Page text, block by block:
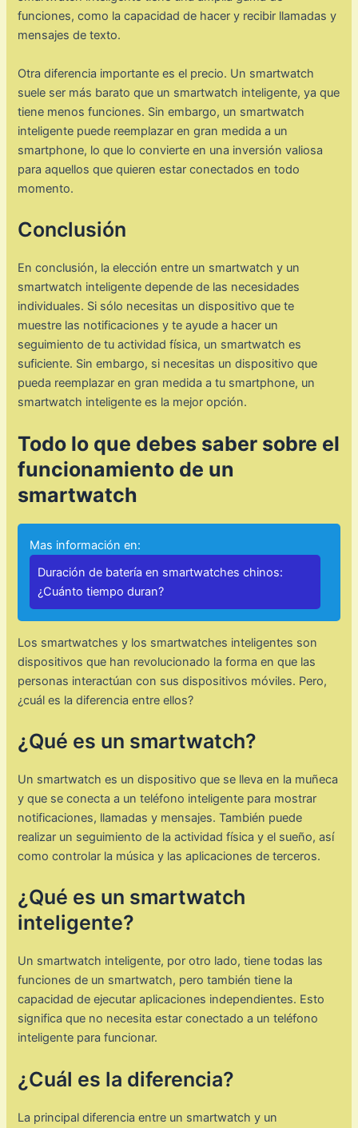
funciones, como la capacidad de hacer y recibir llamadas y
mensajes de texto.
Otra diferencia importante es el precio. Un smartwatch
suele ser más barato que un smartwatch inteligente, ya que
tiene menos funciones. Sin embargo, un smartwatch
inteligente puede reemplazar en gran medida a un
smartphone, lo que lo convierte en una inversión valiosa
para aquellos que quieren estar conectados en todo
momento.
Conclusión
En conclusión, la elección entre un smartwatch y un
smartwatch inteligente depende de las necesidades
individuales. Si sólo necesitas un dispositivo que te
muestre las notificaciones y te ayude a hacer un
seguimiento de tu actividad física, un smartwatch es
suficiente. Sin embargo, si necesitas un dispositivo que
pueda reemplazar en gran medida a tu smartphone, un
smartwatch inteligente es la mejor opción.
Todo lo que debes saber sobre el
funcionamiento de un
smartwatch
Mas información en:
Duración de batería en smartwatches chinos:
¿Cuánto tiempo duran?
Los smartwatches y los smartwatches inteligentes son
dispositivos que han revolucionado la forma en que las
personas interactúan con sus dispositivos móviles. Pero,
¿cuál es la diferencia entre ellos?
¿Qué es un smartwatch?
Un smartwatch es un dispositivo que se lleva en la muñeca
y que se conecta a un teléfono inteligente para mostrar
notificaciones, llamadas y mensajes. También puede
realizar un seguimiento de la actividad física y el sueño, así
como controlar la música y las aplicaciones de terceros.
¿Qué es un smartwatch
inteligente?
Un smartwatch inteligente, por otro lado, tiene todas las
funciones de un smartwatch, pero también tiene la
capacidad de ejecutar aplicaciones independientes. Esto
significa que no necesita estar conectado a un teléfono
inteligente para funcionar.
¿Cuál es la diferencia?
La principal diferencia entre un smartwatch y un